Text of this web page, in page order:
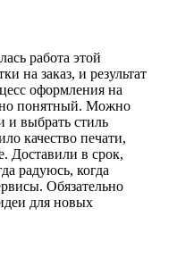
работа этой
на заказ, и результат
оформления на
понятный. Можно
и выбрать стиль
качество печати,
Доставили в срок,
радуюсь, когда
Обязательно
для новых